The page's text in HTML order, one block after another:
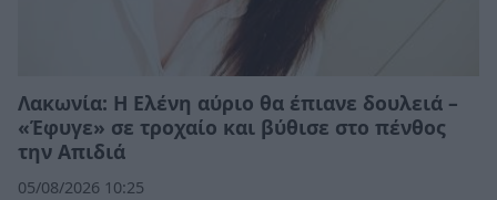
Λακωνία: Η Ελένη αύριο θα έπιανε δουλειά –
«Έφυγε» σε τροχαίο και βύθισε στο πένθος
την Απιδιά
05/08/2026 10:25